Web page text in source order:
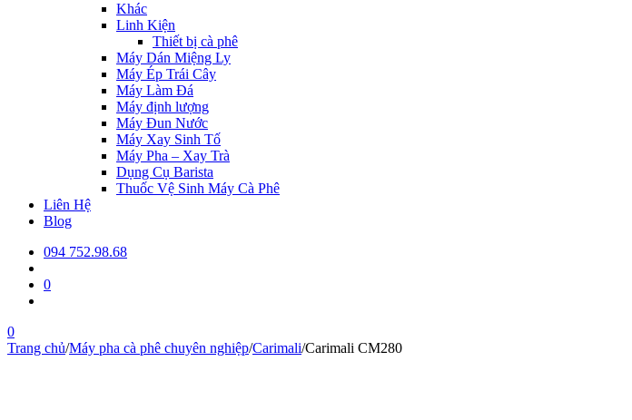
Khác
Linh Kiện
Thiết bị cà phê
Máy Dán Miệng Ly
Máy Ép Trái Cây
Máy Làm Đá
Máy định lượng
Máy Đun Nước
Máy Xay Sinh Tố
Máy Pha – Xay Trà
Dụng Cụ Barista
Thuốc Vệ Sinh Máy Cà Phê
Liên Hệ
Blog
094 752.98.68
0
0
Trang chủ/Máy pha cà phê chuyên nghiệp/Carimali/Carimali CM280